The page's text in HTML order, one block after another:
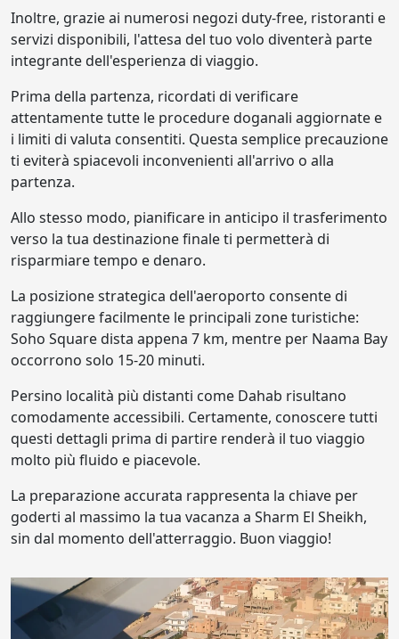
Inoltre, grazie ai numerosi negozi duty-free, ristoranti e
servizi disponibili, l'attesa del tuo volo diventerà parte
integrante dell'esperienza di viaggio.
Prima della partenza, ricordati di verificare
attentamente tutte le procedure doganali aggiornate e
i limiti di valuta consentiti. Questa semplice precauzione
ti eviterà spiacevoli inconvenienti all'arrivo o alla
partenza.
Allo stesso modo, pianificare in anticipo il trasferimento
verso la tua destinazione finale ti permetterà di
risparmiare tempo e denaro.
La posizione strategica dell'aeroporto consente di
raggiungere facilmente le principali zone turistiche:
Soho Square dista appena 7 km, mentre per Naama Bay
occorrono solo 15-20 minuti.
Persino località più distanti come Dahab risultano
comodamente accessibili. Certamente, conoscere tutti
questi dettagli prima di partire renderà il tuo viaggio
molto più fluido e piacevole.
La preparazione accurata rappresenta la chiave per
goderti al massimo la tua vacanza a Sharm El Sheikh,
sin dal momento dell'atterraggio. Buon viaggio!